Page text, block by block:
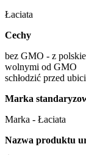
Łaciata
Cechy
bez GMO - z
wolnymi od GMO
schłodzić przed
Marka
Marka - Łaciata
Nazwa produktu